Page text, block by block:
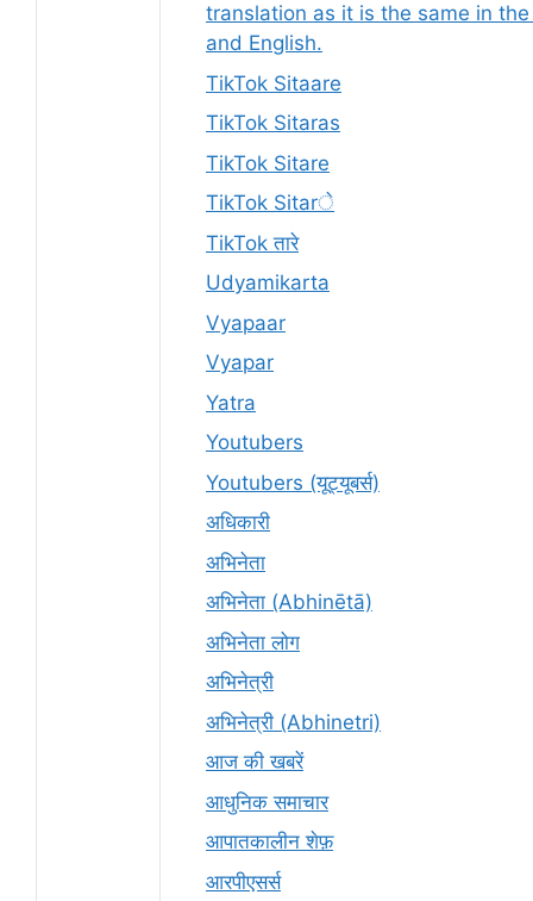
translation as it is the same in
and English.
TikTok Sitaare
TikTok Sitaras
TikTok Sitare
TikTok Sitarे
TikTok तारे
Udyamikarta
Vyapaar
Vyapar
Yatra
Youtubers
Youtubers (यूट्यूबर्स)
अधिकारी
अभिनेता
अभिनेता (Abhinētā)
अभिनेता लोग
अभिनेत्री
अभिनेत्री (Abhinetri)
आज की खबरें
आधुनिक समाचार
आपातकालीन शेफ़
आरपीएसर्स